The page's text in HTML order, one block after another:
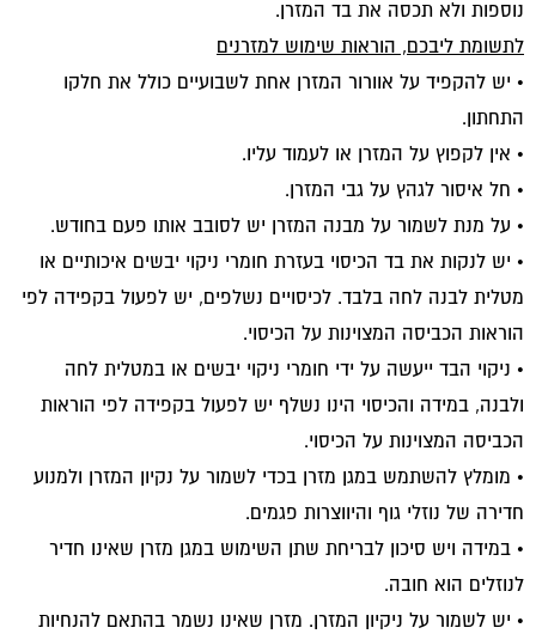
נוספות ולא תכסה את בד המזרן.
לתשומת ליבכם, הוראות שימוש למזרנים
• יש להקפיד על אוורור המזרן אחת לשבועיים כולל את חלקו
התחתון.
• אין לקפוץ על המזרן או לעמוד עליו.
• חל איסור לגהץ על גבי המזרן.
• על מנת לשמור על מבנה המזרן יש לסובב אותו פעם בחודש.
• יש לנקות את בד הכיסוי בעזרת חומרי ניקוי יבשים איכותיים או
מטלית לבנה לחה בלבד. לכיסויים נשלפים, יש לפעול בקפידה לפי
הוראות הכביסה המצוינות על הכיסוי.
• ניקוי הבד ייעשה על ידי חומרי ניקוי יבשים או במטלית לחה
ולבנה, במידה והכיסוי הינו נשלף יש לפעול בקפידה לפי הוראות
הכביסה המצוינות על הכיסוי.
• מומלץ להשתמש במגן מזרן בכדי לשמור על נקיון המזרן ולמנוע
חדירה של נוזלי גוף והיווצרות פגמים.
• במידה ויש סיכון לבריחת שתן השימוש במגן מזרן שאינו חדיר
לנוזלים הוא חובה.
• יש לשמור על ניקיון המזרן. מזרן שאינו נשמר בהתאם להנחיות